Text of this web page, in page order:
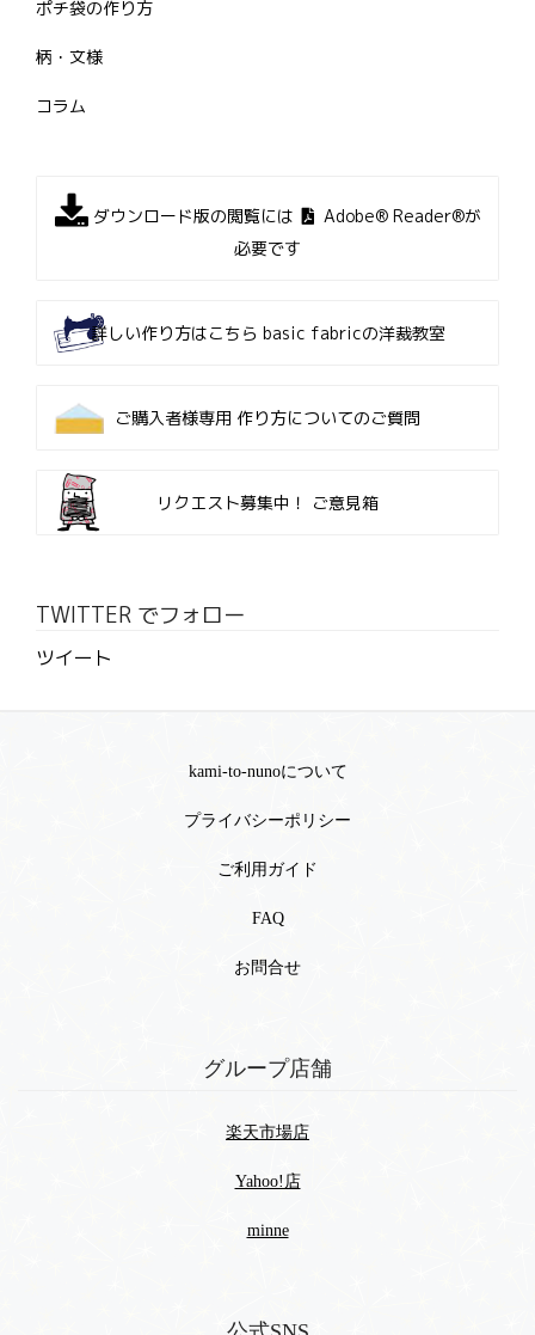
ポチ袋の作り方
柄・文様
コラム
ダウンロード版の閲覧には
Adobe® Reader®が
必要です
詳しい作り方はこちら basic fabricの洋裁教室
ご購入者様専用 作り方についてのご質問
リクエスト募集中！ ご意見箱
TWITTER でフォロー
ツイート
kami-to-nunoについて
プライバシーポリシー
ご利用ガイド
FAQ
お問合せ
グループ店舗
楽天市場店
Yahoo!店
minne